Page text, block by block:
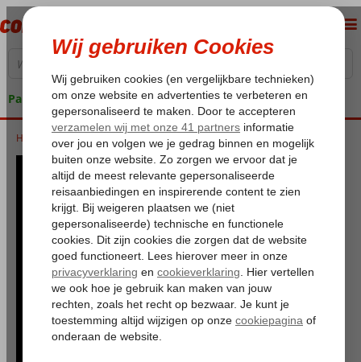
Pakketgarantie
Home Gazipasa - Alanya Airport